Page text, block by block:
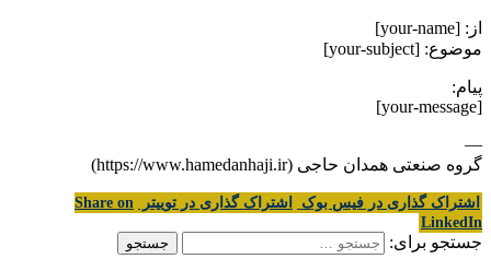
از: [your-name]
موضوع: [your-subject]
پیام:
[your-message]
—
گروه صنعتی همدان حاجی (https://www.hamedanhaji.ir)
اشتراک گذاری در فیس بوک اشتراک گذاری در توییتر
Share on
LinkedIn
جستجو برای: